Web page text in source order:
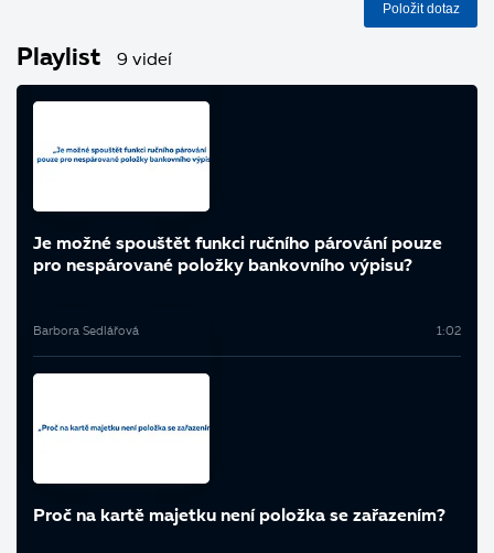
Položit dotaz
Playlist 9 videí
Je možné spouštět funkci ručního párování pouze
pro nespárované položky bankovního výpisu?
Barbora Sedlářová 1:02
Proč na kartě majetku není položka se zařazením?